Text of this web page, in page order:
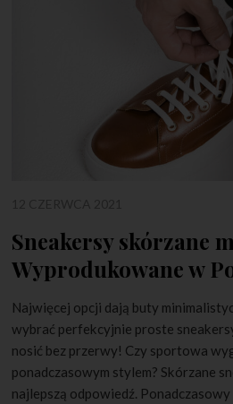
Sneakersy skórzane
Wyprodukowane w
Najwięcej opcji dają buty
wybrać perfekcyjnie proste
nosić bez przerwy! Czy sportowa
ponadczasowym stylem? Skórzane
najlepszą odpowiedź. Ponadczasowy